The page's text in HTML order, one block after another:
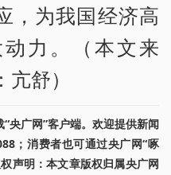
，为我国经济高
力。（本文来
舒）
央广网”客户端。欢迎提供新闻
；消费者也可通过央广网“啄
声明：本文章版权归属央广网